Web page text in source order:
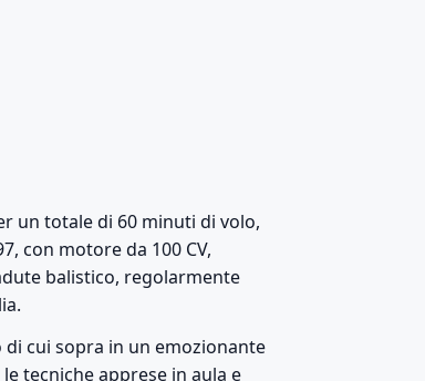
un totale di 60 minuti di volo,
con motore da 100 CV,
balistico, regolarmente
cui sopra in un emozionante
tecniche apprese in aula e